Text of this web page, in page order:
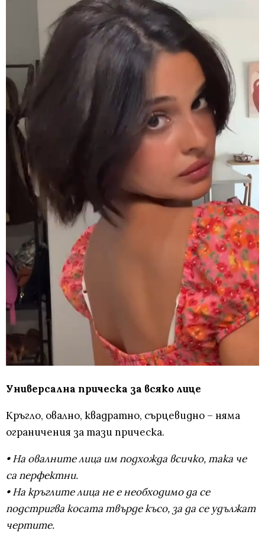
Универсална прическа за всяко лице
Кръгло, овално, квадратно, сърцевидно – няма
ограничения за тази прическа.
• На овалните лица им подхожда всичко, така че
са перфектни.
• На кръглите лица не е необходимо да се
подстригва косата твърде късо, за да се удължат
чертите.